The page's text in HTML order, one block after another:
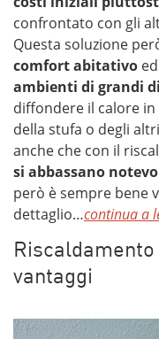
confrontato con gli
Questa soluzione
comfort abitativo
ambienti di grandi
diffondere il calore
della stufa o degli
anche che con il
si abbassano
però è sempre bene
dettaglio…continua a
vantaggi